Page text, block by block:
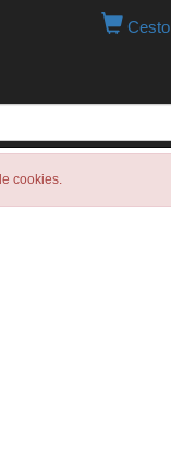
Cesto
cookies.